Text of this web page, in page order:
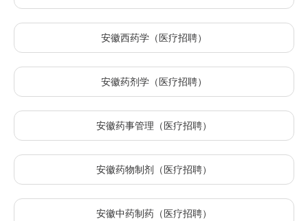
安徽西药学（医疗招聘）
安徽药剂学（医疗招聘）
安徽药事管理（医疗招聘）
安徽药物制剂（医疗招聘）
安徽中药制药（医疗招聘）